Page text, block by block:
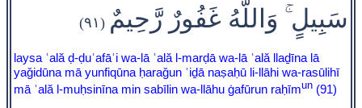
سَبِيلٍ ۚ وَاللَّهُ غَفُورٌ رَّحِيمٌ (٩١)
laysa ʿală ḍ-ḍuʿafāʾi wa-lā ʿală l-marḍā wa-lā ʿală llaḏīna lā
yaǧidūna mā yunfiqūna ḥaraǧun ʾiḏā naṣaḥū li-llāhi wa-rasūlihī
mā ʿală l-muḥsinīna min sabīlin wa-llāhu ġafūrun raḥīmun (91)